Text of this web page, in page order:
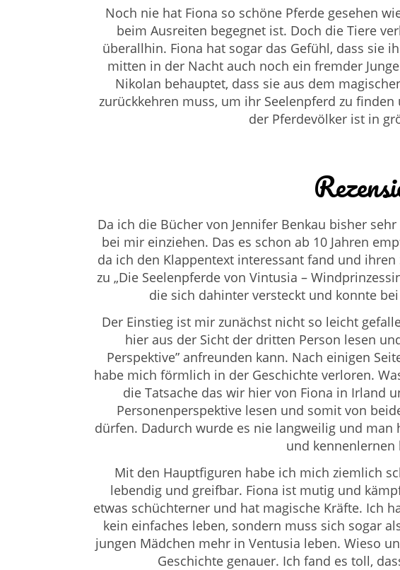
Noch nie hat Fiona so schöne Pferde gesehen
beim Ausreiten begegnet ist. Doch die Tiere
überallhin. Fiona hat sogar das Gefühl, dass sie
mitten in der Nacht auch noch ein fremder
Nikolan behauptet, dass sie aus dem
zurückkehren muss, um ihr Seelenpferd zu
der Pferdevölker ist in
Da ich die Bücher von Jennifer Benkau bisher
bei mir einziehen. Das es schon ab 10 Jahren
da ich den Klappentext interessant fand und
zu „Die Seelenpferde von Vintusia –
die sich dahinter versteckt und konnte
Der Einstieg ist mir zunächst nicht so leicht
hier aus der Sicht der dritten Person lesen
Perspektive” anfreunden kann. Nach einigen
habe mich förmlich in der Geschichte verloren.
die Tatsache das wir hier von Fiona in Irland
Personenperspektive lesen und somit von
dürfen. Dadurch wurde es nie langweilig und
und kennenlernen
Mit den Hauptfiguren habe ich mich ziemlich
lebendig und greifbar. Fiona ist mutig und
etwas schüchterner und hat magische Kräfte. Ich
kein einfaches leben, sondern muss sich sogar
jungen Mädchen mehr in Ventusia leben. Wieso
Geschichte genauer. Ich fand es toll,